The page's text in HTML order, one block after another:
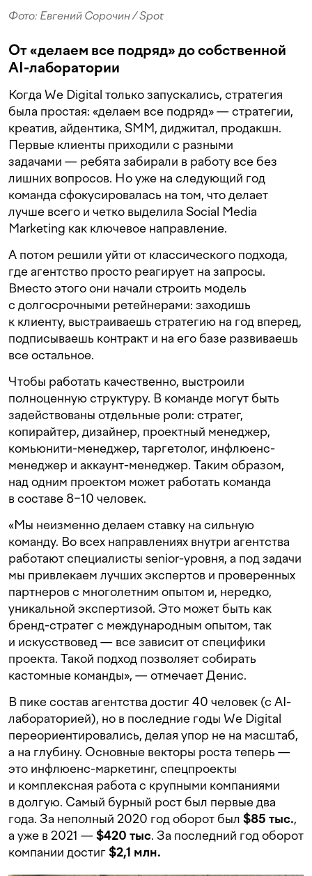
Фото: Евгений Сорочин / Spot
От «делаем все подряд» до собственной
AI-лаборатории
Когда We Digital только запускались, стратегия
была простая: «делаем все подряд» — стратегии,
креатив, айдентика, SMM, диджитал, продакшн.
Первые клиенты приходили с разными
задачами — ребята забирали в работу все без
лишних вопросов. Но уже на следующий год
команда сфокусировалась на том, что делает
лучше всего и четко выделила Social Media
Marketing как ключевое направление.
А потом решили уйти от классического подхода,
где агентство просто реагирует на запросы.
Вместо этого они начали строить модель
с долгосрочными ретейнерами: заходишь
к клиенту, выстраиваешь стратегию на год вперед,
подписываешь контракт и на его базе развиваешь
все остальное.
Чтобы работать качественно, выстроили
полноценную структуру. В команде могут быть
задействованы отдельные роли: стратег,
копирайтер, дизайнер, проектный менеджер,
комьюнити-менеджер, таргетолог, инфлюенс-
менеджер и аккаунт-менеджер. Таким образом,
над одним проектом может работать команда
в составе 8−10 человек.
«Мы неизменно делаем ставку на сильную
команду. Во всех направлениях внутри агентства
работают специалисты senior-уровня, а под задачи
мы привлекаем лучших экспертов и проверенных
партнеров с многолетним опытом и, нередко,
уникальной экспертизой. Это может быть как
бренд-стратег с международным опытом, так
и искусствовед — все зависит от специфики
проекта. Такой подход позволяет собирать
кастомные команды», — отмечает Денис.
В пике состав агентства достиг 40 человек (с AI-
лабораторией), но в последние годы We Digital
переориентировались, делая упор не на масштаб,
а на глубину. Основные векторы роста теперь —
это инфлюенс-маркетинг, спецпроекты
и комплексная работа с крупными компаниями
в долгую. Самый бурный рост был первые два
года. За неполный 2020 год оборот был $85 тыс.,
а уже в 2021 —$420 тыс. За последний год оборот
компании достиг$2,1 млн.